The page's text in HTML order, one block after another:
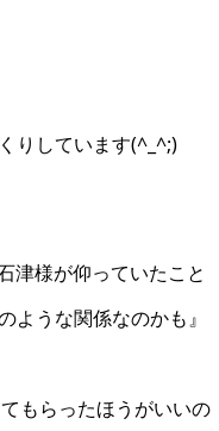
りしています(^_^;)
津様が仰っていたこと
うな関係なのかも』
もらったほうがいいの